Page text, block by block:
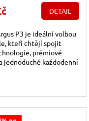
DETAIL
P3 je ideální volbou
kteří chtějí spojit
prémiové
jednoduché každodenní